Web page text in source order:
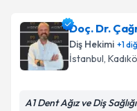
Doç. Dr.
Diş Hekimi +1
İstanbul,
A1 Dent Ağız ve Diş